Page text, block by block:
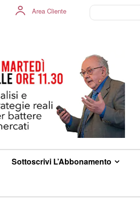
Area Cliente
Sottoscrivi L’Abbonamento